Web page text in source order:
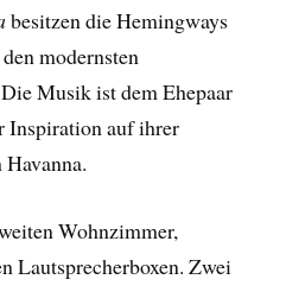
besitzen die Hemingways
modernsten
Musik ist dem Ehepaar
Inspiration auf ihrer
Havanna.
Wohnzimmer,
Lautsprecherboxen. Zwei